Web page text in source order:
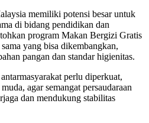
memiliki potensi besar untuk
di bidang pendidikan dan
program Makan Bergizi Gratis
yang bisa dikembangkan,
pangan dan standar higienitas.
perlu diperkuat,
agar semangat persaudaraan
dan mendukung stabilitas